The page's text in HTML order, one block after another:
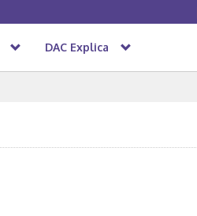
DAC Explica